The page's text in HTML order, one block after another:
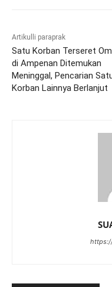
Artikulli paraprak
Satu Korban Terseret
di Ampenan Ditemukan
Meninggal, Pencarian
Korban Lainnya Berlanjut